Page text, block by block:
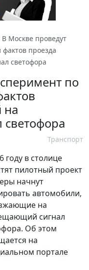
В Москве проведут
проезда
светофора
по
на
Транспорт
году в столице
пилотный проект
начнут
автомобили,
на
сигнал
Об этом
на
портале